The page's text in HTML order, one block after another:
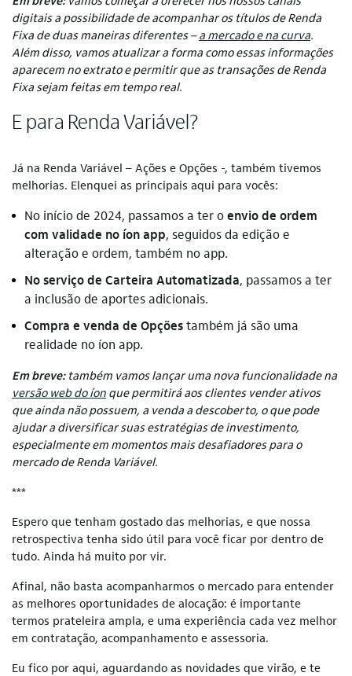
digitais a possibilidade de acompanhar os títulos de Renda
Fixa de duas maneiras diferentes –a mercado e na curva.
Além disso, vamos atualizar a forma como essas informações
aparecem no extrato e permitir que as transações de Renda
Fixa sejam feitas em tempo real.
E para Renda Variável?
Já na Renda Variável – Ações e Opções -, também tivemos
melhorias. Elenquei as principais aqui para vocês:
No início de 2024, passamos a ter oenvio de ordem
com validade no íon app, seguidos da edição e
alteração e ordem, também no app.
No serviço de Carteira Automatizada, passamos a ter
a inclusão de aportes adicionais.
Compra e venda de Opçõestambém já são uma
realidade no íon app.
Em breve: também vamos lançar uma nova funcionalidade na
versão web do íon que permitirá aos clientes vender ativos
que ainda não possuem, a venda a descoberto, o que pode
ajudar a diversificar suas estratégias de investimento,
especialmente em momentos mais desafiadores para o
mercado de Renda Variável.
***
Espero que tenham gostado das melhorias, e que nossa
retrospectiva tenha sido útil para você ficar por dentro de
tudo. Ainda há muito por vir.
Afinal, não basta acompanharmos o mercado para entender
as melhores oportunidades de alocação: é importante
termos prateleira ampla, e uma experiência cada vez melhor
em contratação, acompanhamento e assessoria.
Eu fico por aqui, aguardando as novidades que virão, e te